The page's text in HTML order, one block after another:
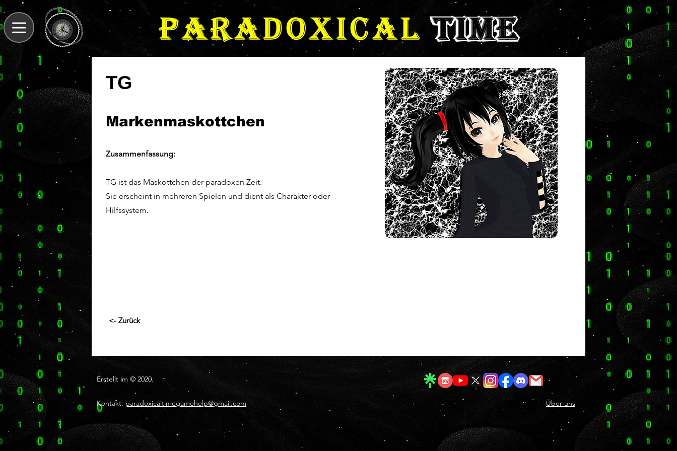
TG
Markenmaskottchen
Zusammenfassung:
TG ist das Maskottchen der paradoxen Zeit.
Sie erscheint in mehreren Spielen und dient als Charakter oder
Hilfssystem.
<- Zurück
Erstellt im © 2020.
Kontakt: paradoxicaltimegamehelp@gmail.com Über uns